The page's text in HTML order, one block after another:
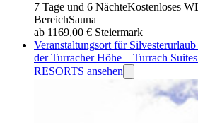
7 Tage und 6 NächteKostenloses
BereichSauna
ab 1169,00 € Steiermark
Veranstaltungsort für
der Turracher Höhe – Turrach
RESORTS ansehen